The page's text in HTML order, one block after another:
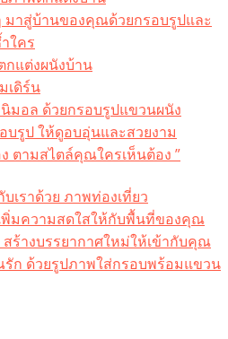
มาสู่บ้านของคุณด้วยกรอบรูปและ
ใคร
กแต่งผนังบ้าน
เดิร์น
มอล ด้วยกรอบรูปแขวนผนัง
บรูป ให้ดูอบอุ่นและสวยงาม
ตามสไตล์คุณใครเห็นต้อง ”
เราด้วย ภาพท่องเที่ยว
พิ่มความสดใสให้กับพื้นที่ของคุณ
ร้างบรรยากาศใหม่ให้เข้ากับคุณ
ก ด้วยรูปภาพใส่กรอบพร้อมแขวน​